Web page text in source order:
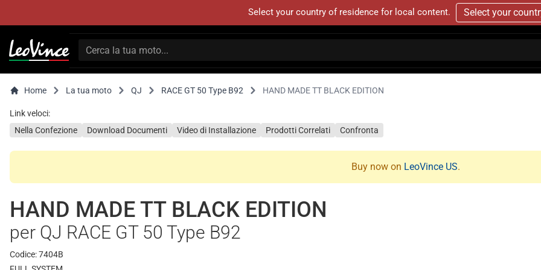
Select your country of residence for local content. Select your
Home La tua moto QJ RACE GT 50 Type B92 HAND MADE TT BLACK EDITION
Link veloci:
Nella Confezione
Download Documenti Video di Installazione Prodotti Correlati Confronta
Buy now on LeoVince US.
HAND MADE TT BLACK EDITION
per QJ RACE GT 50 Type B92
Codice: 7404B